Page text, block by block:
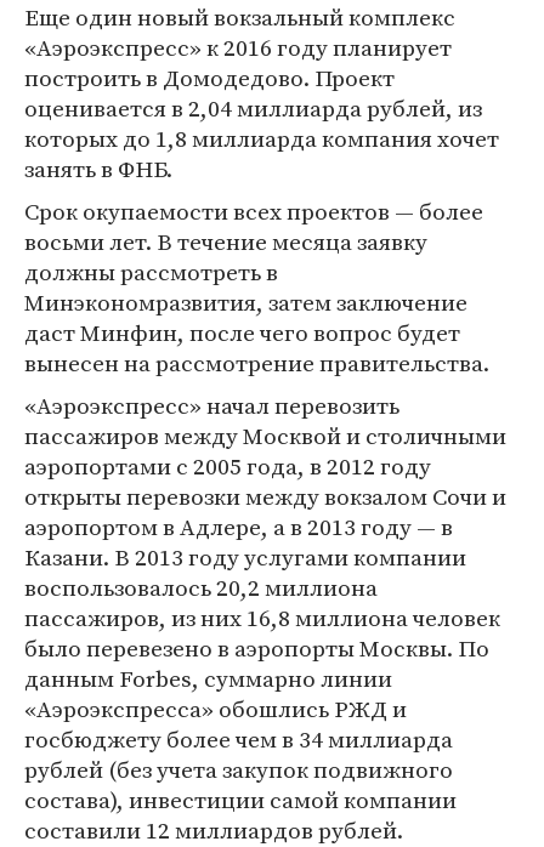
Еще один новый вокзальный комплекс
«Аэроэкспресс» к 2016 году планирует
построить в Домодедово. Проект
оценивается в 2,04 миллиарда рублей, из
которых до 1,8 миллиарда компания хочет
занять в ФНБ.
Срок окупаемости всех проектов — более
восьми лет. В течение месяца заявку
должны рассмотреть в
Минэкономразвития, затем заключение
даст Минфин, после чего вопрос будет
вынесен на рассмотрение правительства.
«Аэроэкспресс» начал перевозить
пассажиров между Москвой и столичными
аэропортами с 2005 года, в 2012 году
открыты перевозки между вокзалом Сочи и
аэропортом в Адлере, а в 2013 году — в
Казани. В 2013 году услугами компании
воспользовалось 20,2 миллиона
пассажиров, из них 16,8 миллиона человек
было перевезено в аэропорты Москвы. По
данным Forbes, суммарно линии
«Аэроэкспресса» обошлись РЖД и
госбюджету более чем в 34 миллиарда
рублей (без учета закупок подвижного
состава), инвестиции самой компании
составили 12 миллиардов рублей.